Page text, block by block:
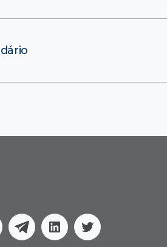
TelegramLinkedinTwitter